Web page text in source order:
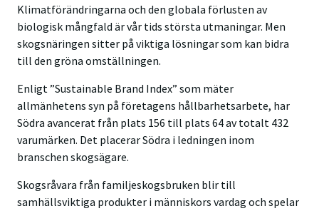
Klimatförändringarna och den globala förlusten av
biologisk mångfald är vår tids största utmaningar. Men
skogsnäringen sitter på viktiga lösningar som kan bidra
till den gröna omställningen.
Enligt ”Sustainable Brand Index” som mäter
allmänhetens syn på företagens hållbarhetsarbete, har
Södra avancerat från plats 156 till plats 64 av totalt 432
varumärken. Det placerar Södra i ledningen inom
branschen skogsägare.
Skogsråvara från familjeskogsbruken blir till
samhällsviktiga produkter i människors vardag och spelar